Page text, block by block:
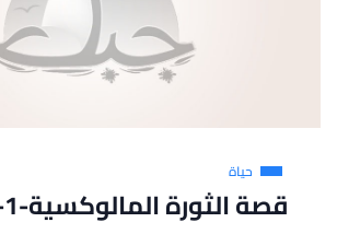
حياة
قصة الثورة المالوكسية-1-